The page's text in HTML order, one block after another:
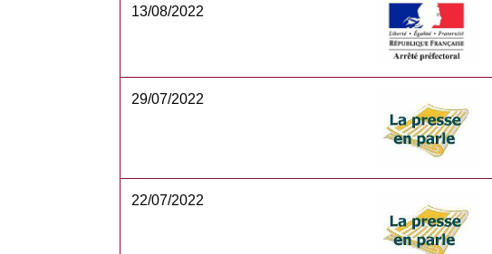
13/08/2022
29/07/2022
22/07/2022